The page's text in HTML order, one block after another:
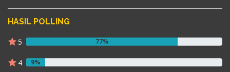
HASIL POLLING
5 77%
4 9%